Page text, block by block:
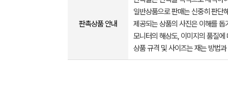
판촉상품 안내
일반상품으로 판매는 신중히 판단
제공되는 상품의 사진은 이해를
모니터의 해상도, 이미지의 품질
상품 규격 및 사이즈는 재는 방법